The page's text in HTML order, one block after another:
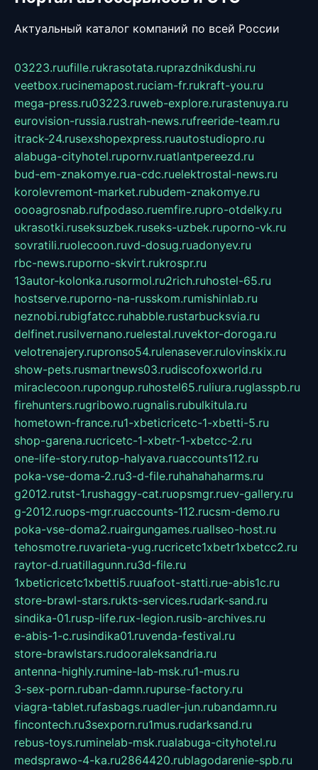
Актуальный каталог компаний по всей России
03223.ruufille.rukrasotata.ruprazdnikdushi.ru
veetbox.rucinemapost.ruciam-fr.rukraft-you.ru
mega-press.ru03223.ruweb-explore.rurastenuya.ru
eurovision-russia.rustrah-news.rufreeride-team.ru
itrack-24.rusexshopexpress.ruautostudiopro.ru
alabuga-cityhotel.rupornv.ruatlantpereezd.ru
bud-em-znakomye.rua-cdc.ruelektrostal-news.ru
korolevremont-market.rubudem-znakomye.ru
oooagrosnab.rufpodaso.ruemfire.rupro-otdelky.ru
ukrasotki.ruseksuzbek.ruseks-uzbek.ruporno-vk.ru
sovratili.ruolecoon.ruvd-dosug.ruadonyev.ru
rbc-news.ruporno-skvirt.rukrospr.ru
13autor-kolonka.rusormol.ru2rich.ruhostel-65.ru
hostserve.ruporno-na-russkom.rumishinlab.ru
neznobi.rubigfatcc.ruhabble.rustarbucksvia.ru
delfinet.rusilvernano.ruelestal.ruvektor-doroga.ru
velotrenajery.rupronso54.rulenasever.rulovinskix.ru
show-pets.rusmartnews03.rudiscofoxworld.ru
miraclecoon.rupongup.ruhostel65.ruliura.ruglasspb.ru
firehunters.rugribowo.rugnalis.rubulkitula.ru
hometown-france.ru1-xbeticricetc-1-xbetti-5.ru
shop-garena.rucricetc-1-xbetr-1-xbetcc-2.ru
one-life-story.rutop-halyava.ruaccounts112.ru
poka-vse-doma-2.ru3-d-file.ruhahahaharms.ru
g2012.rutst-1.rushaggy-cat.ruopsmgr.ruev-gallery.ru
g-2012.ruops-mgr.ruaccounts-112.rucsm-demo.ru
poka-vse-doma2.ruairgungames.ruallseo-host.ru
tehosmotre.ruvarieta-yug.rucricetc1xbetr1xbetcc2.ru
raytor-d.ruatillagunn.ru3d-file.ru
1xbeticricetc1xbetti5.ruuafoot-statti.rue-abis1c.ru
store-brawl-stars.rukts-services.rudark-sand.ru
sindika-01.rusp-life.rux-legion.rusib-archives.ru
e-abis-1-c.rusindika01.ruvenda-festival.ru
store-brawlstars.rudooraleksandria.ru
antenna-highly.rumine-lab-msk.ru1-mus.ru
3-sex-porn.ruban-damn.rupurse-factory.ru
viagra-tablet.rufasbags.ruadler-jun.rubandamn.ru
fincontech.ru3sexporn.ru1mus.rudarksand.ru
rebus-toys.ruminelab-msk.rualabuga-cityhotel.ru
medsprawo-4-ka.ru2864420.rublagodarenie-spb.ru